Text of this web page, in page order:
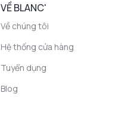
VỀ BLANC'
Về chúng tôi
Hệ thống cửa hàng
Tuyển dụng
Blog